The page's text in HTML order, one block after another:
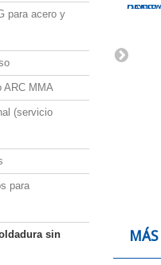
para acero y
ARC MMA
(servicio
para
sin